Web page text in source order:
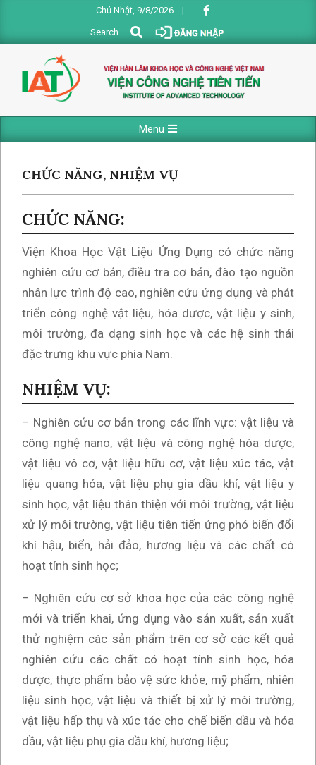
content
Chủ Nhật, 9/8/2026 |
Search
Search
VIỆN
CÔNG
NGHỆ
TIÊN
TIẾN
Navigation
Menu
CHỨC NĂNG, NHIỆM VỤ
CHỨC NĂNG:
Viện Khoa Học Vật Liệu Ứng Dụng có chức năng
nghiên cứu cơ bản, điều tra cơ bản, đào tạo nguồn
nhân lực trình độ cao, nghiên cứu ứng dụng và phát
triển công nghệ vật liệu, hóa dược, vật liệu y sinh,
môi trường, đa dạng sinh học và các hệ sinh thái
đặc trưng khu vực phía Nam.
NHIỆM VỤ:
– Nghiên cứu cơ bản trong các lĩnh vực: vật liệu và
công nghệ nano, vật liệu và công nghệ hóa dược,
vật liệu vô cơ, vật liệu hữu cơ, vật liệu xúc tác, vật
liệu quang hóa, vật liệu phụ gia dầu khí, vật liệu y
sinh học, vật liệu thân thiện với môi trường, vật liệu
xử lý môi trường, vật liệu tiên tiến ứng phó biến đổi
khí hậu, biển, hải đảo, hương liệu và các chất có
hoạt tính sinh học;
– Nghiên cứu cơ sở khoa học của các công nghệ
mới và triển khai, ứng dụng vào sản xuất, sản xuất
thử nghiệm các sản phẩm trên cơ sở các kết quả
nghiên cứu các chất có hoạt tính sinh học, hóa
dược, thực phẩm bảo vệ sức khỏe, mỹ phẩm, nhiên
liệu sinh học, vật liệu và thiết bị xử lý môi trường,
vật liệu hấp thụ và xúc tác cho chế biến dầu và hóa
dầu, vật liệu phụ gia dầu khí, hương liệu;